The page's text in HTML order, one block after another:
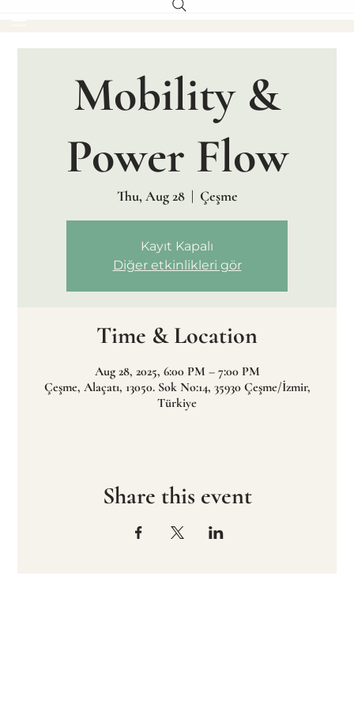
Mobility &
Power Flow
Thu, Aug 28
  |
Çeşme
Kayıt Kapalı
Diğer etkinlikleri gör
Time & Location
Aug 28, 2025, 6:00 PM – 7:00 PM
Çeşme, Alaçatı, 13050. Sok No:14, 35930 Çeşme/İzmir,
Türkiye
Share this event